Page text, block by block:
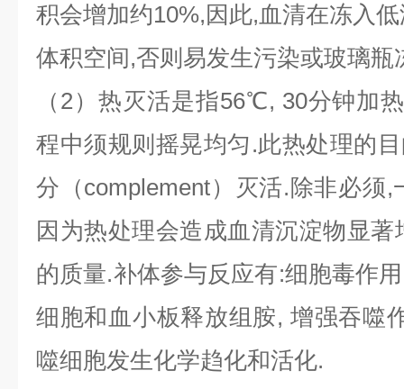
积会增加约10%,因此,血清在冻入
体积空间,否则易发生污染或玻璃瓶
（2）热灭活是指56℃, 30分钟加
程中须规则摇晃均匀.此热处理的
分（complement）灭活.除非必须
因为热处理会造成血清沉淀物显
的质量.补体参与反应有:细胞毒作
细胞和血小板释放组胺, 增强吞噬
噬细胞发生化学趋化和活化.